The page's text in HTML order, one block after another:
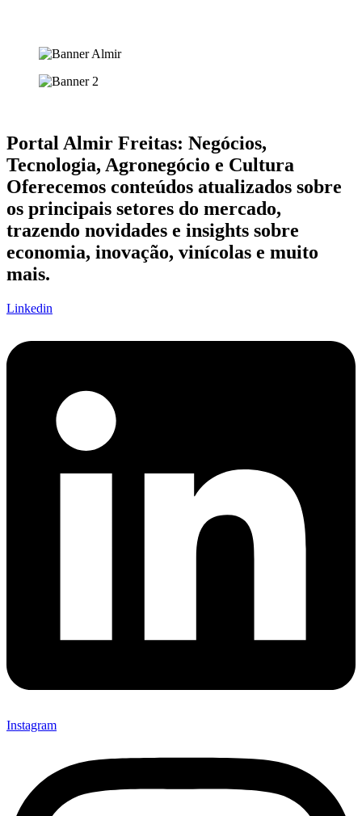
Portal Almir Freitas: Negócios,
Tecnologia, Agronegócio e Cultura
Oferecemos conteúdos atualizados sobre
os principais setores do mercado,
trazendo novidades e insights sobre
economia, inovação, vinícolas e muito
mais.
Linkedin
Instagram